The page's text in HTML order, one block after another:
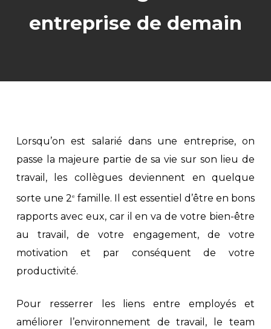
entreprise de demain
Lorsqu’on est salarié dans une entreprise, on
passe la majeure partie de sa vie sur son lieu de
travail, les collègues deviennent en quelque
sorte une 2efamille. Il est essentiel d’être en bons
rapports avec eux, car il en va de votre bien-être
au travail, de votre engagement, de votre
motivation et par conséquent de votre
productivité.
Pour resserrer les liens entre employés et
améliorer l’environnement de travail, le team